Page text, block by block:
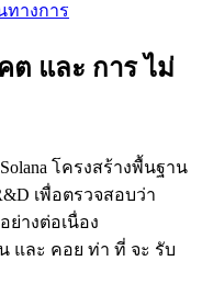
ทางการ
ต และ การ ไม่
โครงสร้างพื้นฐาน
เพื่อตรวจสอบว่า
างต่อเนื่อง
และ คอย ท่า ที่ จะ รับ